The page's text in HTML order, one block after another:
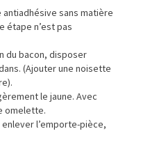
sans matière
étape n’est pas
du bacon, disposer
(Ajouter une noisette
le jaune. Avec
omelette.
l’emporte-pièce,